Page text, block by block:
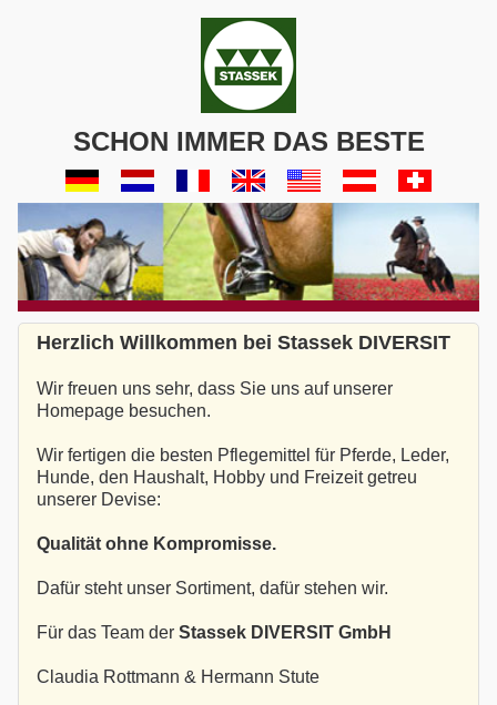
SCHON IMMER DAS BESTE
Herzlich Willkommen bei Stassek DIVERSIT
Wir freuen uns sehr, dass Sie uns auf unserer
Homepage besuchen.
Wir fertigen die besten Pflegemittel für Pferde, Leder,
Hunde, den Haushalt, Hobby und Freizeit getreu
unserer Devise:
Qualität ohne Kompromisse.
Dafür steht unser Sortiment, dafür stehen wir.
Für das Team der Stassek DIVERSIT GmbH
Claudia Rottmann & Hermann Stute